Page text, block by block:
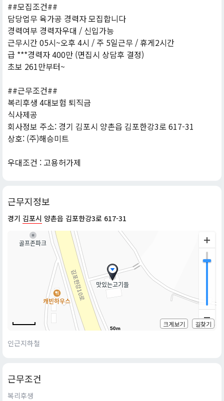
##모집조건##
담당업무 육가공 경력자 모집합니다
경력여부 경력자우대 / 신입가능
근무시간 05시~오후 4시 / 주 5일근무 / 휴게2시간
급 ***경력자 400만 (면집시 상담후 결정)
초보 261만부터~
##근무조건##
복리후생 4대보험 퇴직금
식사제공
회사정보 주소: 경기 김포시 양촌읍 김포한강3로 617-31
상호: (주)해승미트
우대조건 : 고용허가제
근무지정보
경기 김포시 양촌읍 김포한강3로 617-31
50m
크게보기 길찾기
인근지하철
근무조건
복리후생